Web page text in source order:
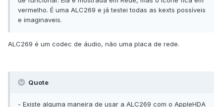
vermelho. É uma ALC269 e já testei todas as kexts possíveis
e imaginaveis.
ALC269 é um codec de áudio, não uma placa de rede.
Quote
- Existe alguma maneira de usar a ALC269 com o AppleHDA